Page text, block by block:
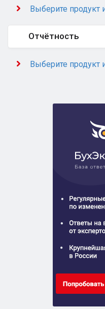
Выберите продукт
Отчётность
Выберите продукт